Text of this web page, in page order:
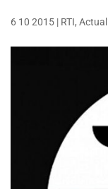
6 10 2015 | RTI,